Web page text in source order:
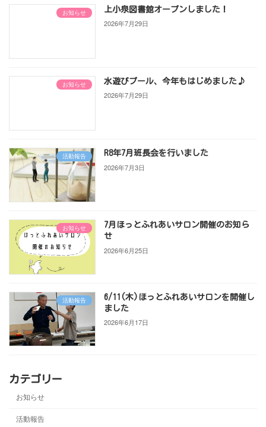
お知らせ 上小泉図書館オープンしました！
2026年7月29日
お知らせ 水遊びプール、今年もはじめました♪
2026年7月29日
活動報告 R8年7月班長会を行いました
2026年7月3日
お知らせ
7月ほっとふれあいサロン開催のお知ら
せ
2026年6月25日
活動報告
6/11(木)ほっとふれあいサロンを開催し
ました
2026年6月17日
カテゴリー
お知らせ
活動報告